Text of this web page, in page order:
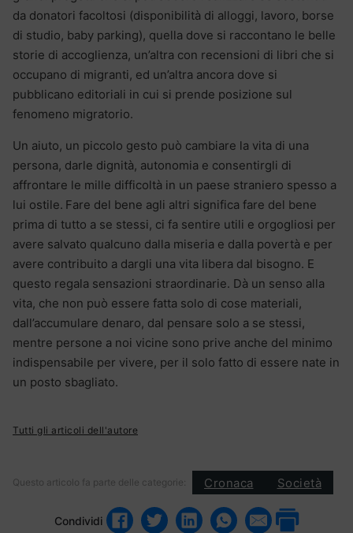
da donatori facoltosi (disponibilità di alloggi, lavoro, borse
di studio, baby parking), quella dove si raccontano le belle
storie di accoglienza, un’altra con recensioni di libri che si
occupano di migranti, ed un’altra ancora dove si
pubblicano editoriali in cui si prende posizione sul
fenomeno migratorio.
Un aiuto, un piccolo gesto può cambiare la vita di una
persona, darle dignità, autonomia e consentirgli di
affrontare le mille difficoltà in un paese straniero spesso a
lui ostile. Fare del bene agli altri significa fare del bene
prima di tutto a se stessi, ci fa sentire utili e orgogliosi per
avere salvato qualcuno dalla miseria e dalla povertà e per
avere contribuito a dargli una vita libera dal bisogno. E
questo regala sensazioni straordinarie. Dà un senso alla
vita, che non può essere fatta solo di cose materiali,
dall’accumulare denaro, dal pensare solo a se stessi,
mentre persone a noi vicine sono prive anche del minimo
indispensabile per vivere, per il solo fatto di essere nate in
un posto sbagliato.
Tutti gli articoli dell'autore
Questo articolo fa parte delle categorie: Cronaca Società
Condividi